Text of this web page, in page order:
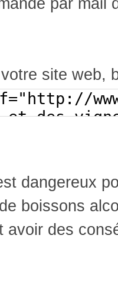
par mail
site web,
dangereux
boissons
avoir des